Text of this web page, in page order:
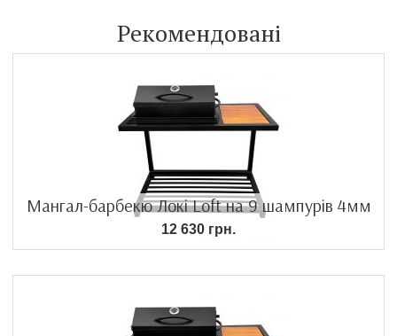
Рекомендовані
Мангал-барбекю Локі Loft на 9 шампурів 4мм
12 630 грн.